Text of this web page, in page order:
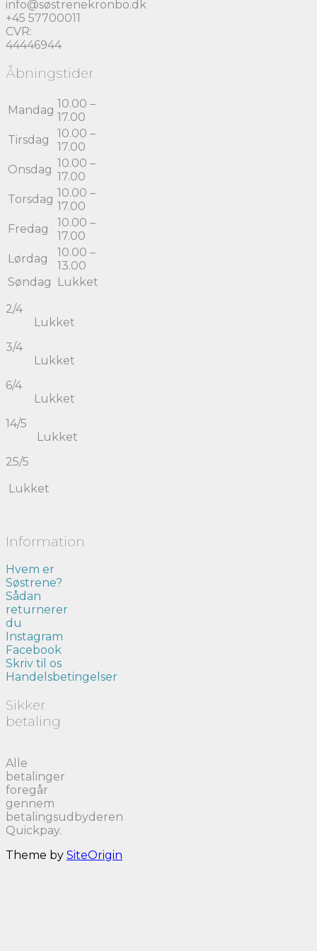
info@søstrenekronbo.dk
+45 57700011
CVR:
44446944
Åbningstider
Mandag 10.00 –
17.00
Tirsdag
10.00 –
17.00
Onsdag 10.00 –
17.00
Torsdag 10.00 –
17.00
Fredag
10.00 –
17.00
Lørdag
10.00 –
13.00
Søndag
Lukket
2/4
Lukket
3/4
Lukket
6/4
Lukket
14/5
Lukket
25/5
Lukket
Information
Hvem er
Søstrene?
Sådan
returnerer
du
Instagram
Facebook
Skriv til os
Handelsbetingelser
Sikker
betaling
Alle
betalinger
foregår
gennem
betalingsudbyderen
Quickpay.
Theme by SiteOrigin